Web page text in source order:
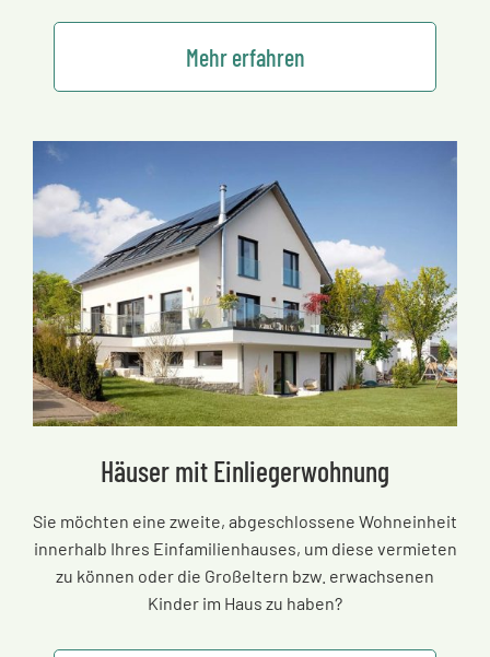
Mehr erfahren
Häuser mit Einliegerwohnung
Sie möchten eine zweite, abgeschlossene Wohneinheit
innerhalb Ihres Einfamilienhauses, um diese vermieten
zu können oder die Großeltern bzw. erwachsenen
Kinder im Haus zu haben?